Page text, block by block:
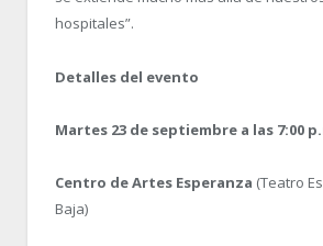
hospitales”.
Detalles del evento
Martes 23 de septiembre a las 7:00
Centro de Artes Esperanza (Teatro
Baja)